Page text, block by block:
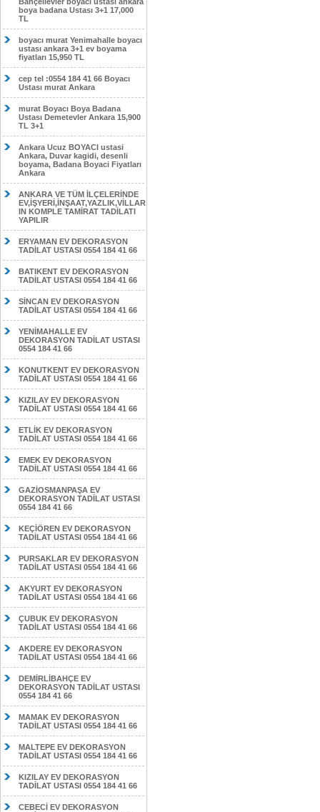
boya badana Ustası 3+1 17,000
TL
boyacı murat Yenimahalle boyacı
ustası ankara 3+1 ev boyama
fiyatları 15,950 TL
cep tel :0554 184 41 66 Boyacı
Ustası murat Ankara
murat Boyacı Boya Badana
Ustası Demetevler Ankara 15,900
TL 3+1
Ankara Ucuz BOYACI ustasi
Ankara, Duvar kagidi, desenli
boyama, Badana Boyaci Fiyatları
Ankara
ANKARA VE TÜM İLÇELERİNDE
EV,İŞYERİ,İNŞAAT,YAZLIK,VİLLAR
IN KOMPLE TAMİRAT TADİLATI
YAPILIR
ERYAMAN EV DEKORASYON
TADİLAT USTASI 0554 184 41 66
BATIKENT EV DEKORASYON
TADİLAT USTASI 0554 184 41 66
SİNCAN EV DEKORASYON
TADİLAT USTASI 0554 184 41 66
YENİMAHALLE EV
DEKORASYON TADİLAT USTASI
0554 184 41 66
KONUTKENT EV DEKORASYON
TADİLAT USTASI 0554 184 41 66
KIZILAY EV DEKORASYON
TADİLAT USTASI 0554 184 41 66
ETLİK EV DEKORASYON
TADİLAT USTASI 0554 184 41 66
EMEK EV DEKORASYON
TADİLAT USTASI 0554 184 41 66
GAZİOSMANPAŞA EV
DEKORASYON TADİLAT USTASI
0554 184 41 66
KEÇİÖREN EV DEKORASYON
TADİLAT USTASI 0554 184 41 66
PURSAKLAR EV DEKORASYON
TADİLAT USTASI 0554 184 41 66
AKYURT EV DEKORASYON
TADİLAT USTASI 0554 184 41 66
ÇUBUK EV DEKORASYON
TADİLAT USTASI 0554 184 41 66
AKDERE EV DEKORASYON
TADİLAT USTASI 0554 184 41 66
DEMİRLİBAHÇE EV
DEKORASYON TADİLAT USTASI
0554 184 41 66
MAMAK EV DEKORASYON
TADİLAT USTASI 0554 184 41 66
MALTEPE EV DEKORASYON
TADİLAT USTASI 0554 184 41 66
KIZILAY EV DEKORASYON
TADİLAT USTASI 0554 184 41 66
CEBECİ EV DEKORASYON